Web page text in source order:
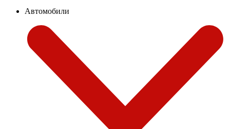
Автомобили